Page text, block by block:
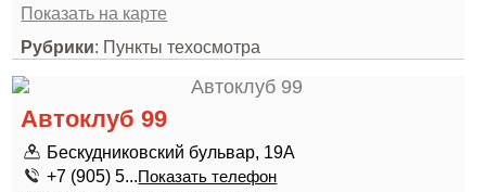
Показать на карте
Рубрики: Пункты техосмотра
Автоклуб 99
Бескудниковский бульвар, 19А
+7 (905) 5...Показать телефон